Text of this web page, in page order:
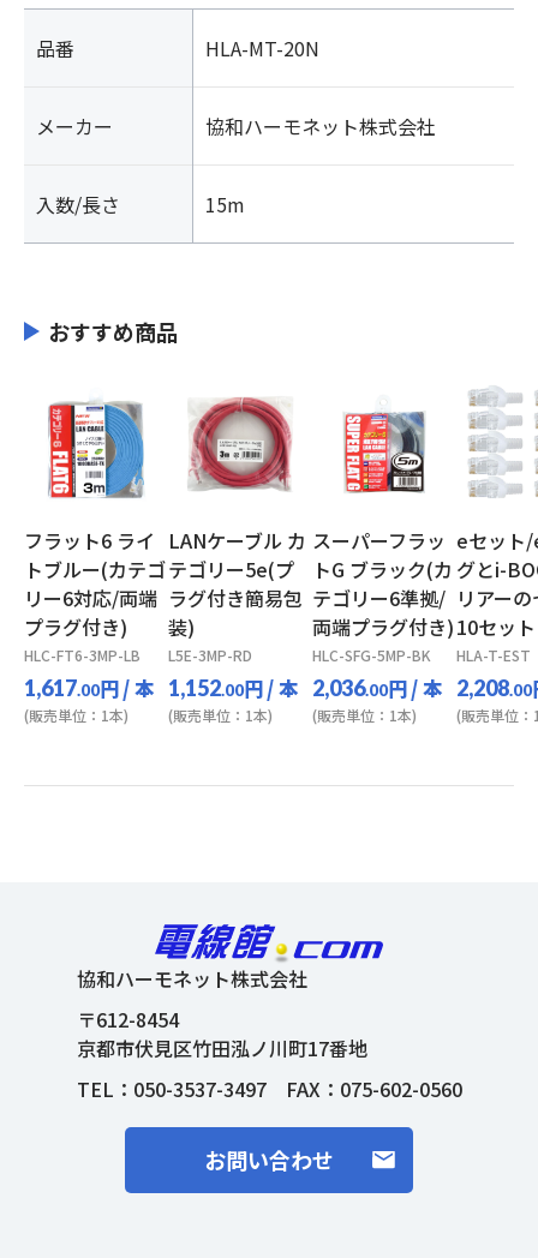
品番 HLA-MT-20N
メーカー 協和ハーモネット株式会社
入数/長さ 15m
おすすめ商品
フラット6 ライ
トブルー(カテゴ
リー6対応/両端
プラグ付き)
HLC-FT6-3MP-LB
1,617.00円/ 本
(販売単位：1本)
LANケーブル カ
テゴリー5e(プ
ラグ付き簡易包
装)
L5E-3MP-RD
1,152.00円/ 本
(販売単位：1本)
スーパーフラッ
トG ブラック(カ
テゴリー6準拠/
両端プラグ付き)
HLC-SFG-5MP-BK
2,036.00円/ 本
(販売単位：1本)
eセット
グとi-
リアー
10セット
HLA-T-EST
2,208.00
(販売単位：
協和ハーモネット株式会社
〒612-8454
京都市伏見区竹田泓ノ川町17番地
TEL： 050-3537-3497FAX：075-602-0560
お問い合わせ